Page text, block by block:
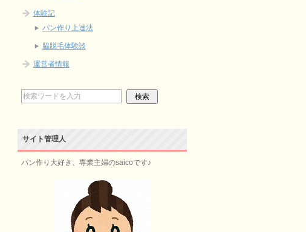
体験記
パン作り上達法
脇脱毛体験談
運営者情報
サイト管理人
パン作り大好き、専業主婦のsaicoです♪